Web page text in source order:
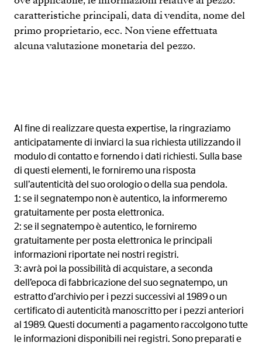
caratteristiche principali, data di vendita, nome del
primo proprietario, ecc. Non viene effettuata
alcuna valutazione monetaria del pezzo.
Al fine di realizzare questa expertise, la ringraziamo
anticipatamente di inviarci la sua richiesta utilizzando il
modulo di contatto e fornendo i dati richiesti. Sulla base
di questi elementi, le forniremo una risposta
sull’autenticità del suo orologio o della sua pendola.
1: se il segnatempo non è autentico, la informeremo
gratuitamente per posta elettronica.
2: se il segnatempo è autentico, le forniremo
gratuitamente per posta elettronica le principali
informazioni riportate nei nostri registri.
3: avrà poi la possibilità di acquistare, a seconda
dell’epoca di fabbricazione del suo segnatempo, un
estratto d’archivio per i pezzi successivi al 1989 o un
certificato di autenticità manoscritto per i pezzi anteriori
al 1989. Questi documenti a pagamento raccolgono tutte
le informazioni disponibili nei registri. Sono preparati e